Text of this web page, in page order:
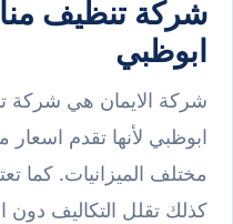
شركة تنظيف
ابوظبي
شركة الايمان هي شركة
ابوظبي لأنها تقدم
مختلف الميزانيات.
كذلك تقلل التكاليف دون